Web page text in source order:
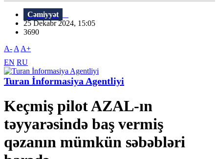
Cəmiyyət
25 Dekabr 2024, 15:05
3690
A- A A+
EN RU
Turan İnformasiya Agentliyi
Keçmiş pilot AZAL-ın
təyyarəsində baş vermiş
qəzanın mümkün səbəbləri